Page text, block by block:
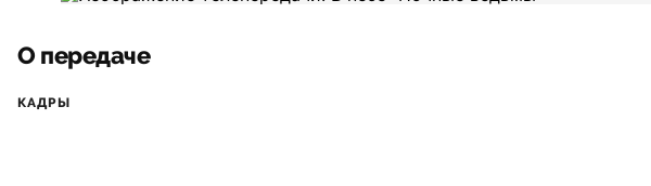
О передаче
КАДРЫ